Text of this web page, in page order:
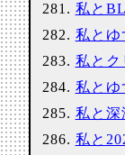
私と
私とゆ
私とク
私とゆ
私と深
私と